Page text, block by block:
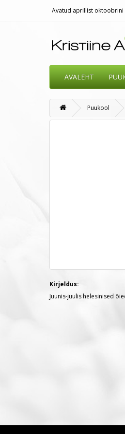
Avatud aprillist oktoobrini
AVALEHT
Puukool
Kirjeldus:
Juunis-juulis helesinised